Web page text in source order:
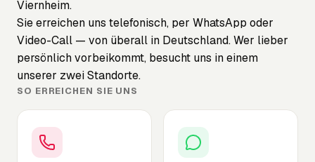
Viernheim.
Sie erreichen uns telefonisch, per WhatsApp oder
Video-Call — von überall in Deutschland. Wer lieber
persönlich vorbeikommt, besucht uns in einem
unserer zwei Standorte.
SO ERREICHEN SIE UNS